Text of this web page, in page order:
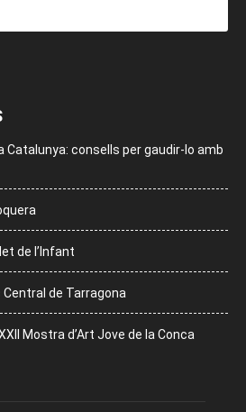
Catalunya: consells per gaudir-lo amb
de l’Infant
de Tarragona
Mostra d’Art Jove de la Conca